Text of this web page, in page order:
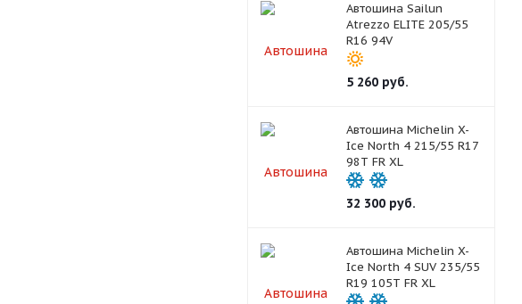
Автошина Sailun
Atrezzo ELITE 205/55
R16 94V
5 260руб.
Автошина Michelin X-
Ice North 4 215/55 R17
98T FR XL
32 300руб.
Автошина Michelin X-
Ice North 4 SUV 235/55
R19 105T FR XL